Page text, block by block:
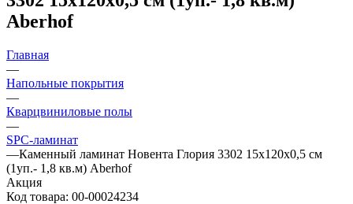
Aberhof
Главная
—
Напольные покрытия
—
Кварцвиниловые полы
—
SPC-ламинат
—Каменный ламинат Новента Глория 3302 15x120x0,5 см
(1уп.- 1,8 кв.м) Aberhof
Акция
Код товара: 00-00024234